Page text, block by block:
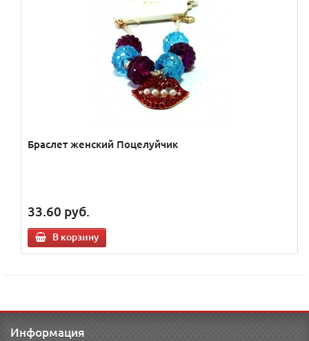
Браслет женский Поцелуйчик
33.60 руб.
В корзину
Информация